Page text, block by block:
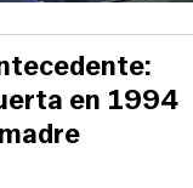
en 1994